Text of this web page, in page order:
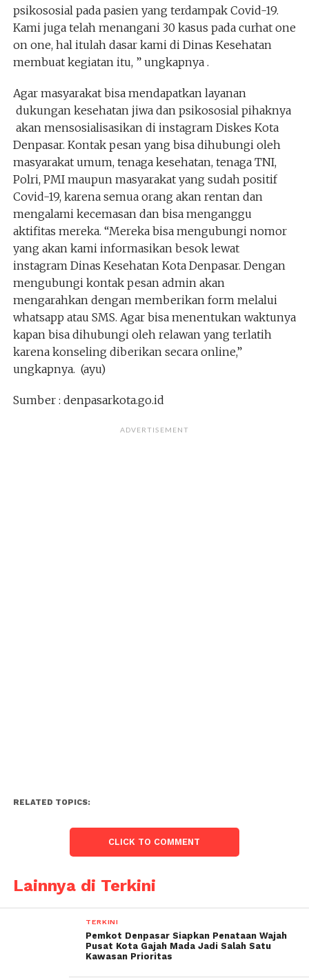
psikososial pada pasien yang terdampak Covid-19.
Kami juga telah menangani 30 kasus pada curhat one
on one, hal itulah dasar kami di Dinas Kesehatan
membuat kegiatan itu, ” ungkapnya .
Agar masyarakat bisa mendapatkan layanan
dukungan kesehatan jiwa dan psikososial pihaknya
akan mensosialisasikan di instagram Diskes Kota
Denpasar. Kontak pesan yang bisa dihubungi oleh
masyarakat umum, tenaga kesehatan, tenaga TNI,
Polri, PMI maupun masyarakat yang sudah positif
Covid-19, karena semua orang akan rentan dan
mengalami kecemasan dan bisa menganggu
aktifitas mereka. “Mereka bisa mengubungi nomor
yang akan kami informasikan besok lewat
instagram Dinas Kesehatan Kota Denpasar. Dengan
mengubungi kontak pesan admin akan
mengarahkan dengan memberikan form melalui
whatsapp atau SMS. Agar bisa menentukan waktunya
kapan bisa dihubungi oleh relawan yang terlatih
karena konseling diberikan secara online,”
ungkapnya. (ayu)
Sumber : denpasarkota.go.id
ADVERTISEMENT
RELATED TOPICS:
CLICK TO COMMENT
Lainnya di Terkini
TERKINI
Pemkot Denpasar Siapkan Penataan Wajah
Pusat Kota Gajah Mada Jadi Salah Satu
Kawasan Prioritas